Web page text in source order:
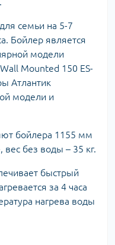
семьи на 5-7
Бойлер является
модели
Mounted 150 ES-
Атлантик
модели и
бойлера 1155 мм
без воды – 35 кг.
быстрый
за 4 часа
нагрева воды